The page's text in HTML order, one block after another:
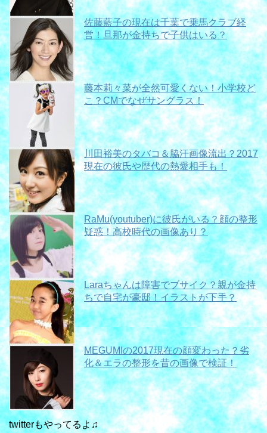
佐藤藍子の現在は千葉で乗馬クラブ経
営！旦那が金持ちで子供はいる？
藤本莉々菜が全然可愛くない！小学校ど
こ？CMでなぜサングラス！
川田裕美のタバコ＆脇汗画像流出？2017
現在の彼氏や歴代の熱愛相手も！
RaMu(youtuber)に彼氏がいる？顔の整形
疑惑！高校時代の画像あり？
Laraちゃんは障害でブサイク？親が金持
ちで自宅が豪邸！イラストが下手？
MEGUMIの2017現在の顔変わった？劣
化＆エラの整形を昔の画像で検証！
twitterもやってるよ♫